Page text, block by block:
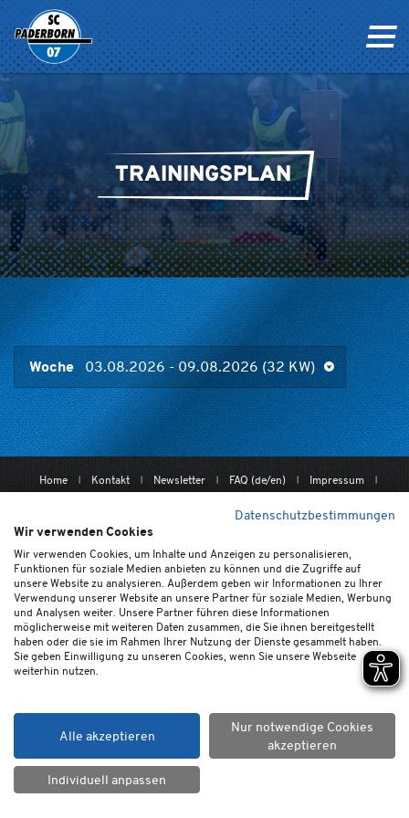
TRAININGSPLAN
Woche
Home Kontakt Newsletter FAQ (de/en) Impressum
Cookie-Einstellungen
© SC Paderborn 07 GmbH & Co. KGaA
Datenschutzbestimmungen
Wir verwenden Cookies
Wir verwenden Cookies, um Inhalte und Anzeigen zu personalisieren,
Funktionen für soziale Medien anbieten zu können und die Zugriffe auf
unsere Website zu analysieren. Außerdem geben wir Informationen zu Ihrer
Verwendung unserer Website an unsere Partner für soziale Medien, Werbung
und Analysen weiter. Unsere Partner führen diese Informationen
möglicherweise mit weiteren Daten zusammen, die Sie ihnen bereitgestellt
haben oder die sie im Rahmen Ihrer Nutzung der Dienste gesammelt haben.
Sie geben Einwilligung zu unseren Cookies, wenn Sie unsere Webseite
weiterhin nutzen.
Alle akzeptieren
Nur notwendige Cookies
akzeptieren
Individuell anpassen